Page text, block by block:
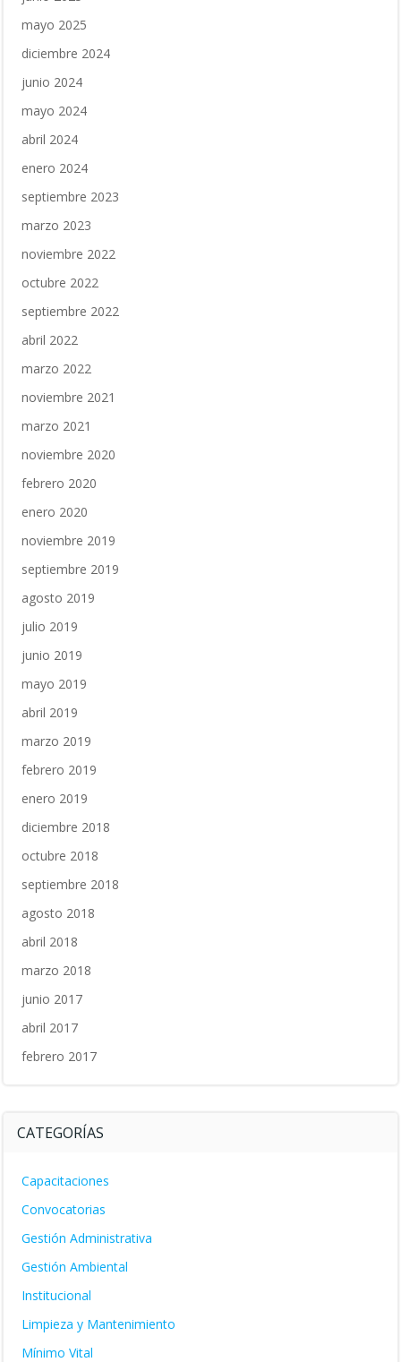
mayo 2025
diciembre 2024
junio 2024
mayo 2024
abril 2024
enero 2024
septiembre 2023
marzo 2023
noviembre 2022
octubre 2022
septiembre 2022
abril 2022
marzo 2022
noviembre 2021
marzo 2021
noviembre 2020
febrero 2020
enero 2020
noviembre 2019
septiembre 2019
agosto 2019
julio 2019
junio 2019
mayo 2019
abril 2019
marzo 2019
febrero 2019
enero 2019
diciembre 2018
octubre 2018
septiembre 2018
agosto 2018
abril 2018
marzo 2018
junio 2017
abril 2017
febrero 2017
CATEGORÍAS
Capacitaciones
Convocatorias
Gestión Administrativa
Gestión Ambiental
Institucional
Limpieza y Mantenimiento
Mínimo Vital